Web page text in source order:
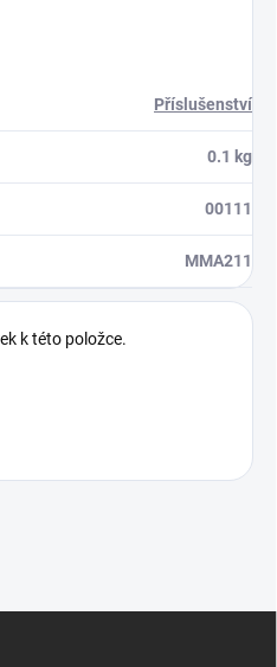
Příslušenství
0.1 kg
00111
MMA211
k této položce.